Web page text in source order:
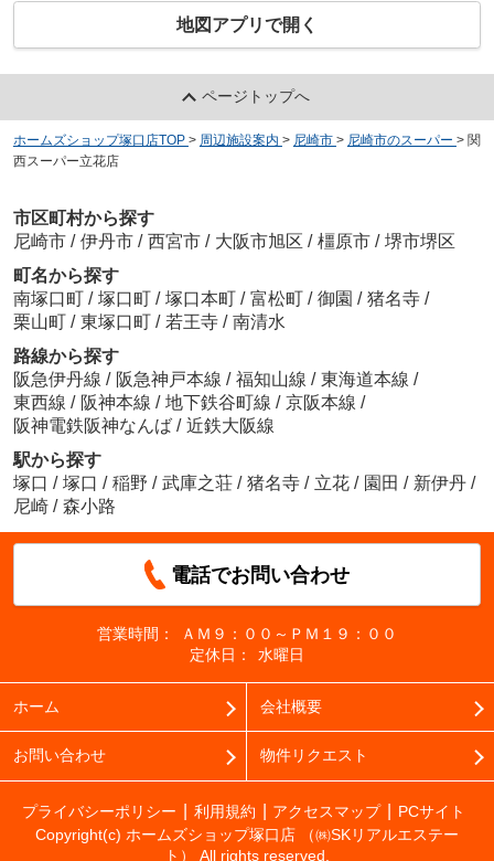
地図アプリで開く
ページトップへ
ホームズショップ塚口店TOP > 周辺施設案内 > 尼崎市 > 尼崎市のスーパー > 関
西スーパー立花店
市区町村から探す
尼崎市 / 伊丹市 / 西宮市 / 大阪市旭区 / 橿原市 / 堺市堺区
町名から探す
南塚口町 / 塚口町 / 塚口本町 / 富松町 / 御園 / 猪名寺 /
栗山町 / 東塚口町 / 若王寺 / 南清水
路線から探す
阪急伊丹線 / 阪急神戸本線 / 福知山線 / 東海道本線 /
東西線 / 阪神本線 / 地下鉄谷町線 / 京阪本線 /
阪神電鉄阪神なんば / 近鉄大阪線
駅から探す
塚口 / 塚口 / 稲野 / 武庫之荘 / 猪名寺 / 立花 / 園田 / 新伊丹 /
尼崎 / 森小路
電話でお問い合わせ
営業時間：
ＡＭ９：００～ＰＭ１９：００
定休日：
水曜日
ホーム 会社概要
お問い合わせ 物件リクエスト
プライバシーポリシー 利用規約 アクセスマップ
PCサイト
Copyright(c) ホームズショップ塚口店 （㈱SKリアルエステー
ト） All rights reserved.